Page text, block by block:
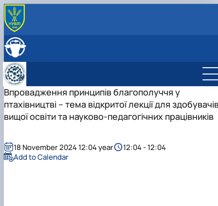
ABOUT
EDUCATION
Laboratories
Courses
Photo
RESEARCH
Main research directions
Scientific achievements of the department
INTERNATIONAL ACTIVITY
Впровадження принципів благополуччя у
птахівництві – тема відкритої лекції для
вищої освіти та науково-педагогічних працівників
18 November 2024 12:04 year
12:04 - 12:04
Add to Calendar